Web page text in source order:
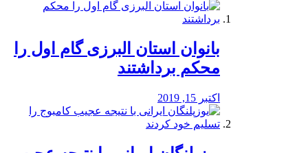
بانوان استان البرزی گام اول را
محكم برداشتند
اکتبر 15, 2019